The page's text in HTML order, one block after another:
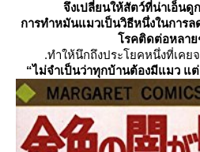
จึงเปลี่ยนให้สัตว์ที่น่าเอ็น
การทำหมันแมวเป็นวิธีหนึ่งในการ
รคติดต่อหลาย
.ทำให้นึกถึงประโยคหนึ่งที่เคย
“ไม่จำเป็นว่าทุกบ้านต้องมีแมว แ